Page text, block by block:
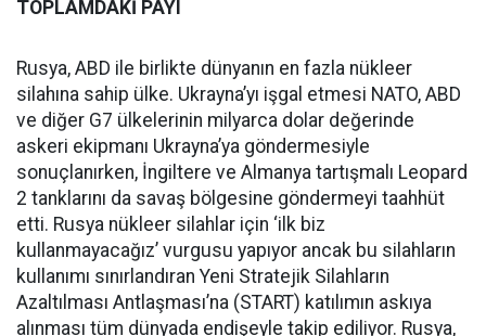
TOPLAMDAKİ PAYI
Rusya, ABD ile birlikte dünyanın en fazla nükleer
silahına sahip ülke. Ukrayna’yı işgal etmesi NATO, ABD
ve diğer G7 ülkelerinin milyarca dolar değerinde
askeri ekipmanı Ukrayna’ya göndermesiyle
sonuçlanırken, İngiltere ve Almanya tartışmalı Leopard
2 tanklarını da savaş bölgesine göndermeyi taahhüt
etti. Rusya nükleer silahlar için ‘ilk biz
kullanmayacağız’ vurgusu yapıyor ancak bu silahların
kullanımı sınırlandıran Yeni Stratejik Silahların
Azaltılması Antlaşması’na (START) katılımın askıya
alınması tüm dünyada endişeyle takip ediliyor. Rusya,